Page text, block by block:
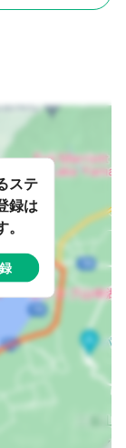
ステ
録は